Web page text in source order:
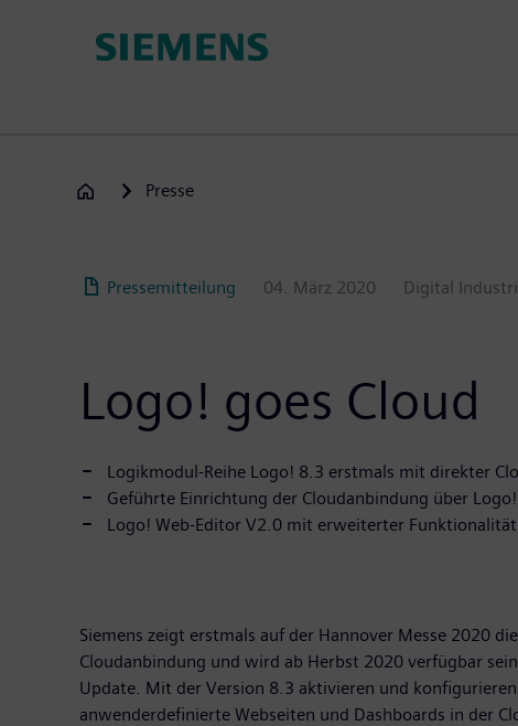
Presse
Pressemitteilung 04. März 2020 Digital
Logo! goes Cloud
Logikmodul-Reihe Logo! 8.3 erstmals mit direkter
Geführte Einrichtung der Cloudanbindung über
Logo! Web-Editor V2.0 mit erweiterter Funktionalität
Siemens zeigt erstmals auf der Hannover Messe 2020
Cloudanbindung und wird ab Herbst 2020 verfügbar
Update. Mit der Version 8.3 aktivieren und
anwenderdefinierte Webseiten und Dashboards in der